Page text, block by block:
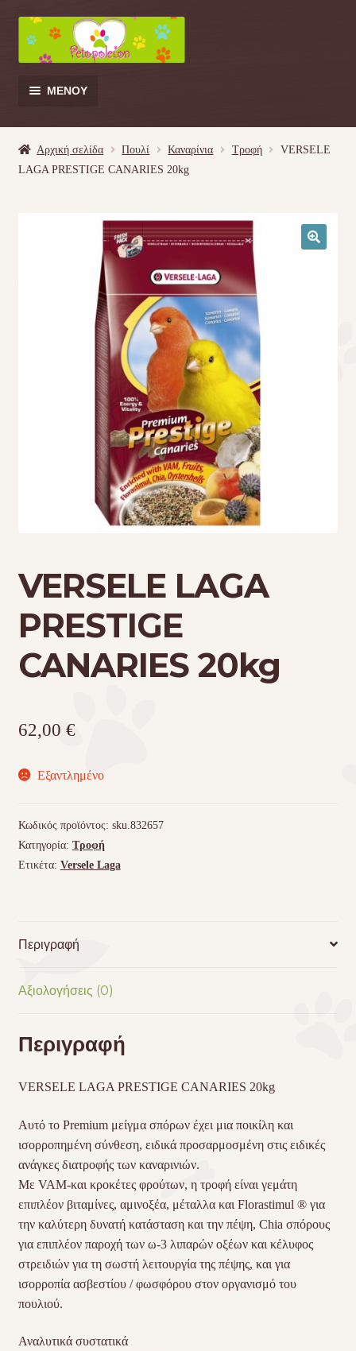
Απευθείας
μετάβαση
στην
πλοήγηση
Μετάβαση
σε
περιεχόμενο
ΜΕΝΟΎ
Κρεβατάκια
Τσάντες μεταφοράς
Επικοινωνία
Φροντίδα – Είδη Υγιεινής
Αρχική σελίδα Πουλί Καναρίνια Τροφή
VERSELE
LAGA PRESTIGE CANARIES 20kg
VERSELE LAGA
PRESTIGE
CANARIES 20kg
62,00 €
Εξαντλημένο
Κωδικός προϊόντος: sku.832657
Κατηγορία: Τροφή
Ετικέτα: Versele Laga
Περιγραφή
Αξιολογήσεις (0)
Περιγραφή
VERSELE LAGA PRESTIGE CANARIES 20kg
Αυτό το Premium μείγμα σπόρων έχει μια ποικίλη και
ισορροπημένη σύνθεση, ειδικά προσαρμοσμένη στις ειδικές
ανάγκες διατροφής των καναρινιών.
Με VAM-και κροκέτες φρούτων, η τροφή είναι γεμάτη
επιπλέον βιταμίνες, αμινοξέα, μέταλλα και Florastimul ® για
την καλύτερη δυνατή κατάσταση και την πέψη, Chia σπόρους
για επιπλέον παροχή των ω-3 λιπαρών οξέων και κέλυφος
στρειδιών για τη σωστή λειτουργία της πέψης, και για
ισορροπία ασβεστίου / φωσφόρου στον οργανισμό του
πουλιού.
Αναλυτικά συστατικά